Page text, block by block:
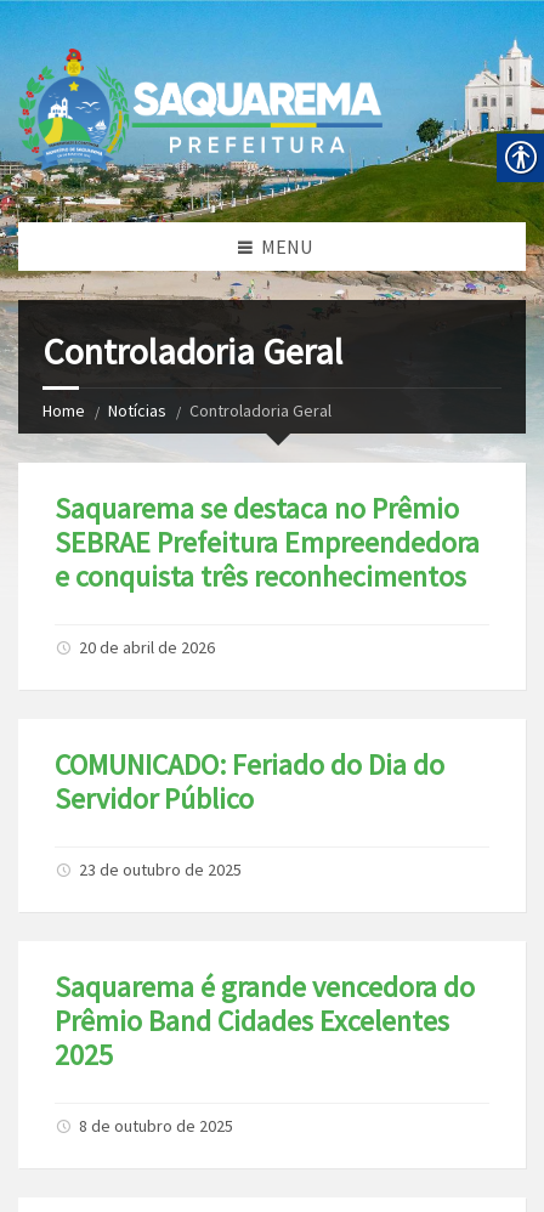
MENU
Controladoria Geral
Home Notícias Controladoria Geral
Saquarema se destaca no Prêmio
SEBRAE Prefeitura Empreendedora
e conquista três reconhecimentos
20 de abril de 2026
COMUNICADO: Feriado do Dia do
Servidor Público
23 de outubro de 2025
Saquarema é grande vencedora do
Prêmio Band Cidades Excelentes
2025
8 de outubro de 2025